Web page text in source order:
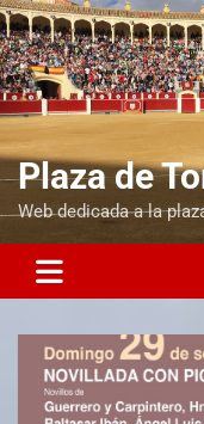
Plaza de
Web dedicada a la